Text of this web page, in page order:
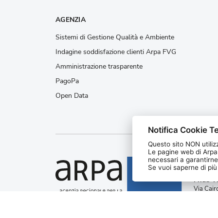
AGENZIA
Sistemi di Gestione Qualità e Ambiente
Indagine soddisfazione clienti Arpa FVG
Amministrazione trasparente
PagoPa
Open Data
Friuli
Via
Notifica Cookie
Questo sito NON
Le pagine web di
necessari a
Se vuoi saperne di